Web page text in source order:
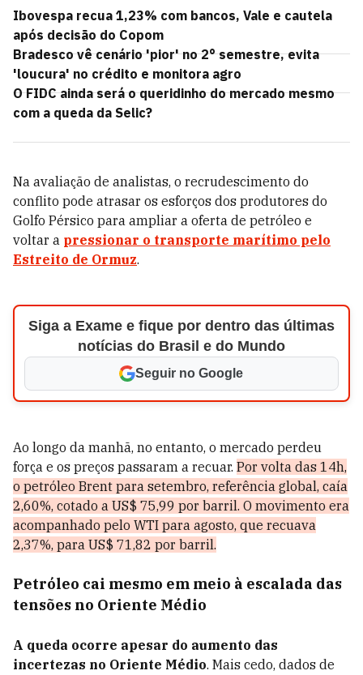
Ibovespa recua 1,23% com bancos, Vale e cautela
após decisão do Copom
Bradesco vê cenário 'pior' no 2° semestre, evita
'loucura' no crédito e monitora agro
O FIDC ainda será o queridinho do mercado mesmo
com a queda da Selic?
Na avaliação de analistas, o recrudescimento do
conflito pode atrasar os esforços dos produtores do
Golfo Pérsico para ampliar a oferta de petróleo e
voltar a pressionar o transporte marítimo pelo
Estreito de Ormuz.
Siga a Exame e fique por dentro das últimas
notícias do Brasil e do Mundo
Seguir no Google
Ao longo da manhã, no entanto, o mercado perdeu
força e os preços passaram a recuar. Por volta das 14h,
o petróleo Brent para setembro, referência global, caía
2,60%, cotado a US$ 75,99 por barril. O movimento era
acompanhado pelo WTI para agosto, que recuava
2,37%, para US$ 71,82 por barril.
Petróleo cai mesmo em meio à escalada das
tensões no Oriente Médio
A queda ocorre apesar do aumento das
incertezas no Oriente Médio. Mais cedo, dados de